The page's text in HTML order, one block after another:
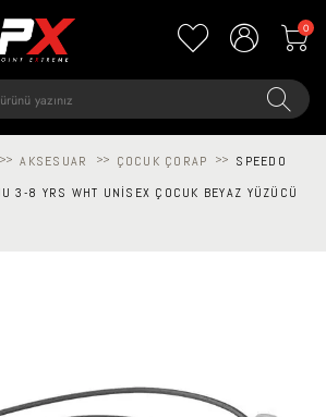
0
>> AKSESUAR >> ÇOCUK ÇORAP >>
SPEEDO
3-8 YRS WHT UNISEX ÇOCUK BEYAZ YÜZÜCÜ